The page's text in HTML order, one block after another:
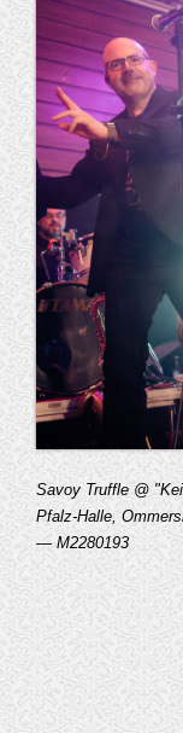
Savoy Truffle @
Pfalz-Halle,
— M2280193